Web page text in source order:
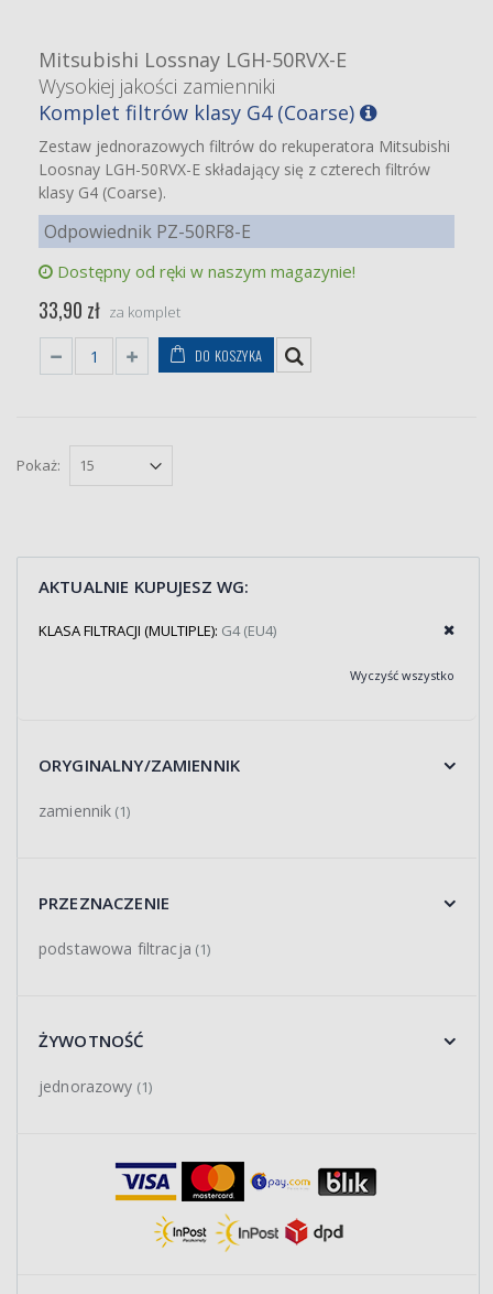
Mitsubishi Lossnay LGH-50RVX-E
Wysokiej jakości zamienniki
Komplet filtrów klasy G4 (Coarse)
Zestaw jednorazowych filtrów do rekuperatora Mitsubishi
Loosnay LGH-50RVX-E składający się z czterech filtrów
klasy G4 (Coarse).
Odpowiednik PZ-50RF8-E
Dostępny od ręki w naszym magazynie!
33,90 zł za komplet
DO KOSZYKA
Pokaż:
AKTUALNIE KUPUJESZ WG:
KLASA FILTRACJI (MULTIPLE): G4 (EU4)
Wyczyść wszystko
ORYGINALNY/ZAMIENNIK
zamiennik (1)
PRZEZNACZENIE
podstawowa filtracja (1)
ŻYWOTNOŚĆ
jednorazowy (1)